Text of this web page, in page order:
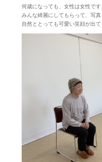
何歳になっても、女性は女性です
みんな綺麗にしてもらって、写真
自然ととっても可愛い笑顔が出て